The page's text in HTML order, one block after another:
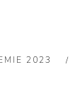
2023